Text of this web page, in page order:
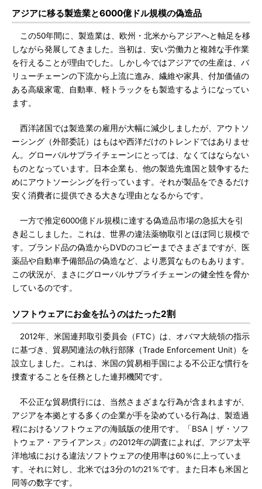
アジアに移る製造業と6000億ドル規模の偽造品
この50年間に、製造業は、欧州・北米からアジアへと軸足を移
しながら発展してきました。当初は、安い労働力と複雑な手作業
を行えることが理由でした。しかし今ではアジアでの生産は、バ
リューチェーンの下流から上流に進み、繊維や家具、付加価値の
ある高級家電、自動車、軽トラックをも製造するようになってい
ます。
西洋諸国では製造業の雇用が大幅に減少しましたが、アウトソ
ーシング（外部委託）はもはや西洋だけのトレンドではありませ
ん。グローバルサプライチェーンにとっては、なくてはならない
ものとなっています。日本企業も、他の製造先進国と競争するた
めにアウトソーシングを行っています。それが製品をできるだけ
安く消費者に提供できる大きな理由となるからです。
一方で推定6000億ドル規模に達する偽造品市場の急拡大を引
き起こしました。これは、世界の違法薬物取引とほぼ同じ規模で
す。ブランド品の偽造からDVDのコピーまでさまざまですが、医
薬品や自動車予備部品の偽造など、より悪質なものもあります。
この状況が、まさにグローバルサプライチェーンの健全性を脅か
しているのです。
ソフトウェアにお金を払うのはたった2割
2012年、米国連邦取引委員会（FTC）は、オバマ大統領の指示
に基づき、貿易関連法の執行部隊（Trade Enforcement Unit）を
設立しました。これは、米国の貿易相手国による不公正な慣行を
捜査することを任務とした連邦機関です。
不公正な貿易慣行には、当然さまざまな行為が含まれますが、
アジアを本拠とする多くの企業が手を染めている行為は、製造過
程におけるソフトウェアの海賊版の使用です。「BSA｜ザ・ソフ
トウェア・アライアンス」の2012年の調査によれば、アジア太平
洋地域における違法ソフトウェアの使用率は60％に上っていま
す。それに対し、北米では3分の1の21％です。また日本も米国と
同等の数字です。